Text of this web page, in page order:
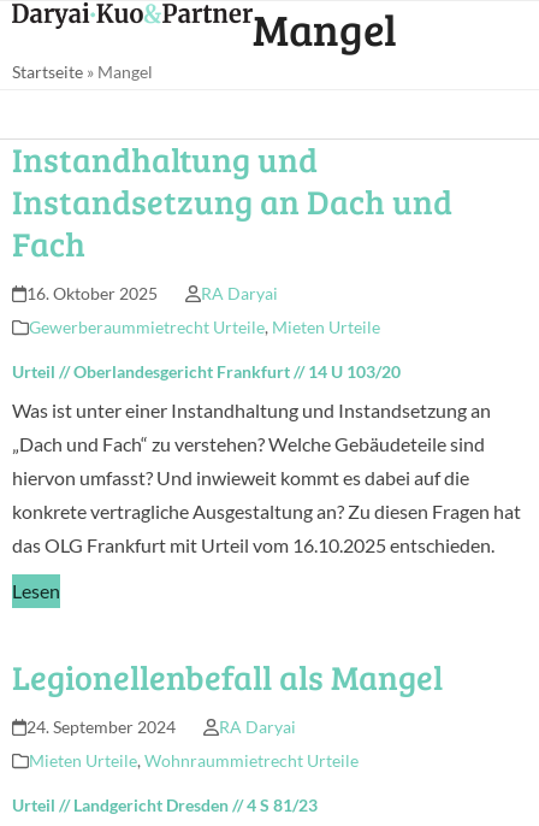
Skip
content
Open
menu
Close
menu
Mangel
Startseite » Mangel
Instandhaltung und
Instandsetzung an Dach und
Fach
16. Oktober 2025
RA Daryai
Gewerberaummietrecht Urteile, Mieten Urteile
Urteil //Oberlandesgericht Frankfurt//14 U 103/20
Was ist unter einer Instandhaltung und Instandsetzung an
„Dach und Fach“ zu verstehen? Welche Gebäudeteile sind
hiervon umfasst? Und inwieweit kommt es dabei auf die
konkrete vertragliche Ausgestaltung an? Zu diesen Fragen hat
das OLG Frankfurt mit Urteil vom 16.10.2025 entschieden.
Lesen
Legionellenbefall als Mangel
24. September 2024
RA Daryai
Mieten Urteile, Wohnraummietrecht Urteile
Urteil //Landgericht Dresden//4 S 81/23